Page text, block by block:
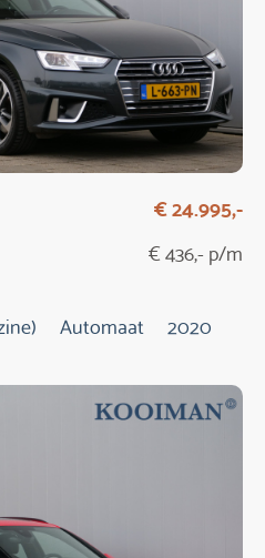
€ 24.995,-
€ 436,- p/m
Automaat 2020